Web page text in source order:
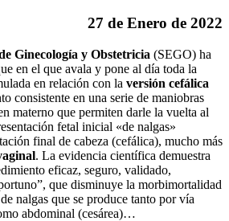
27 de Enero de 2022
Ginecología y Obstetricia (SEGO) ha
en el que avala y pone al día toda la
en relación con la versión cefálica
consistente en una serie de maniobras
materno que permiten darle la vuelta al
fetal inicial «de nalgas»
final de cabeza (cefálica), mucho más
. La evidencia científica demuestra
eficaz, seguro, validado,
que disminuye la morbimortalidad
nalgas que se produce tanto por vía
abdominal (cesárea)…